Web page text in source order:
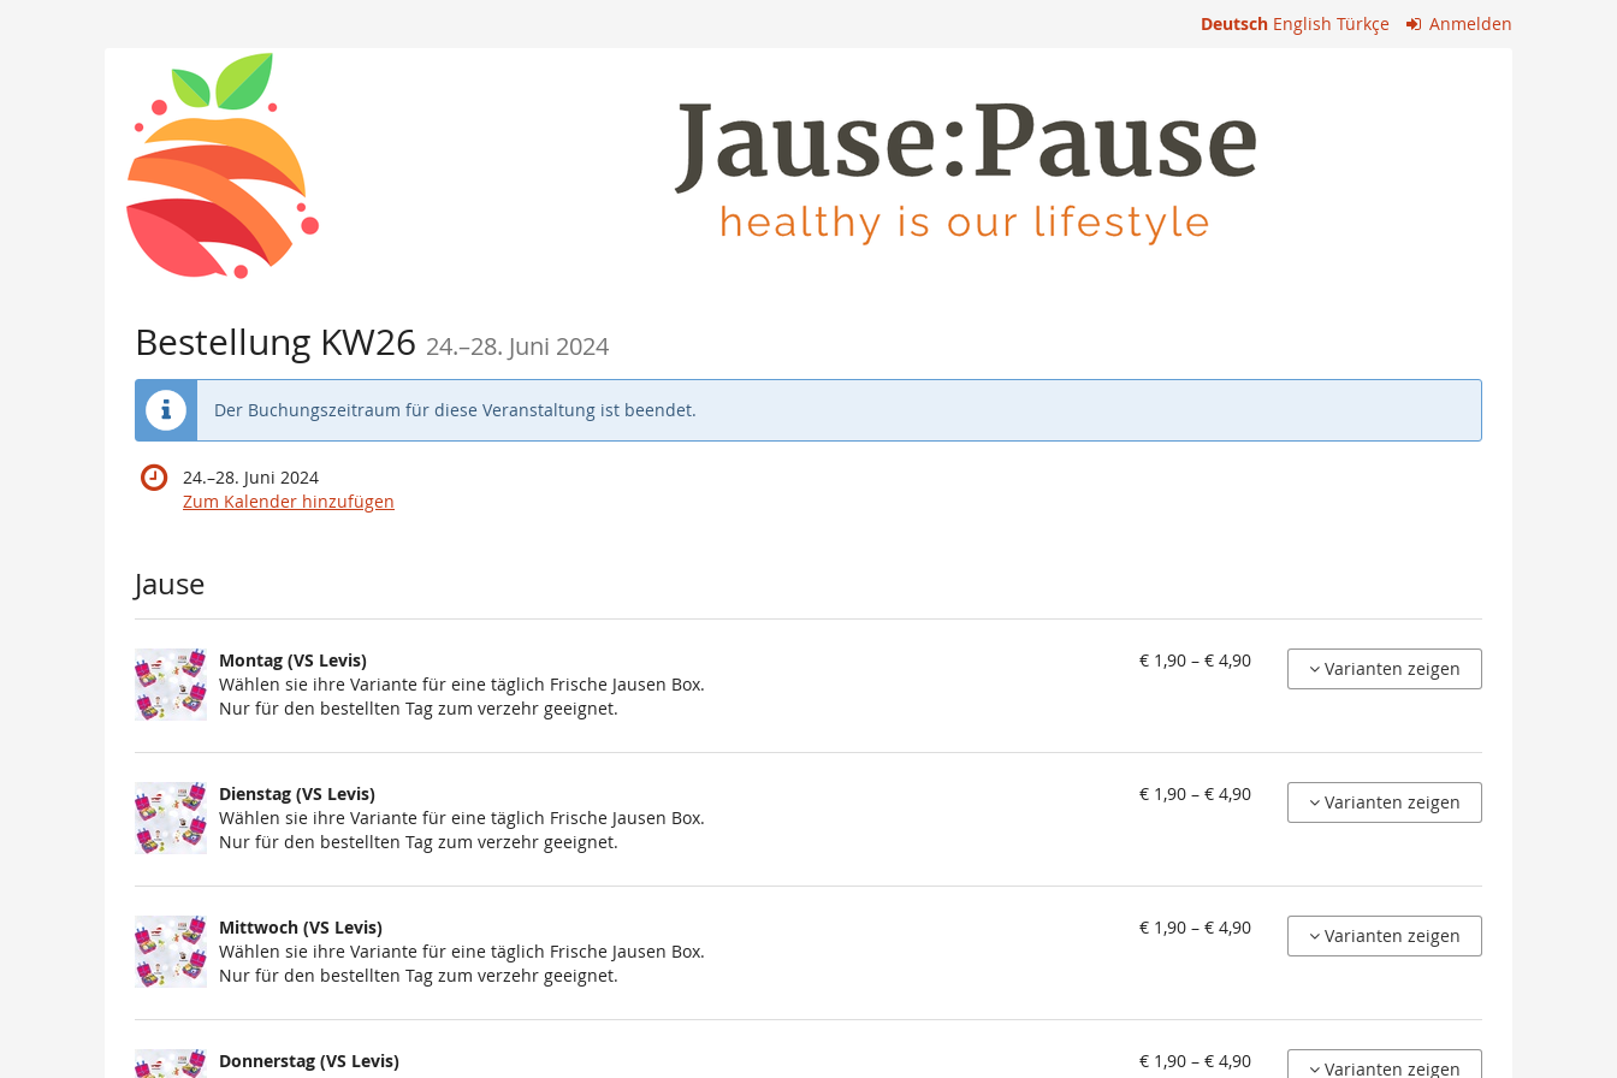
Deutsch English Türkçe Anmelden
Bestellung KW26 24.–bis
28. Juni 2024
Der Buchungszeitraum für diese Veranstaltung ist beendet.
24.–bis
28. Juni 2024
Zum Kalender hinzufügen
Produkte
Jause
Montag (VS Levis)
Wählen sie ihre Variante für eine täglich Frische Jausen Box.
Nur für den bestellten Tag zum verzehr geeignet.
von
€ 1,90 – € 4,90 Varianten zeigen
Dienstag (VS Levis)
Wählen sie ihre Variante für eine täglich Frische Jausen Box.
Nur für den bestellten Tag zum verzehr geeignet.
von
€ 1,90 – € 4,90 Varianten zeigen
Mittwoch (VS Levis)
Wählen sie ihre Variante für eine täglich Frische Jausen Box.
Nur für den bestellten Tag zum verzehr geeignet.
von
€ 1,90 – € 4,90 Varianten zeigen
Donnerstag (VS Levis)
von
€ 1,90 – € 4,90 Varianten zeigen